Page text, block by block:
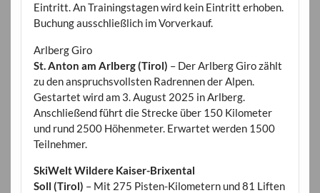
Eintritt. An Trainingstagen wird kein Eintritt erhoben.
Buchung ausschließlich im Vorverkauf.
Arlberg Giro
St. Anton am Arlberg (Tirol) – Der Arlberg Giro zählt
zu den anspruchsvollsten Radrennen der Alpen.
Gestartet wird am 3. August 2025 in Arlberg.
Anschließend führt die Strecke über 150 Kilometer
und rund 2500 Höhenmeter. Erwartet werden 1500
Teilnehmer.
SkiWelt Wildere Kaiser-Brixental
Soll (Tirol) – Mit 275 Pisten-Kilometern und 81 Liften